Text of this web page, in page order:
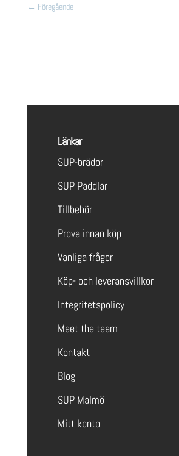
← Föregående
Länkar
SUP-brädor
SUP Paddlar
Tillbehör
Prova innan köp
Vanliga frågor
Köp- och leveransvillkor
Integritetspolicy
Meet the team
Kontakt
Blog
SUP Malmö
Mitt konto